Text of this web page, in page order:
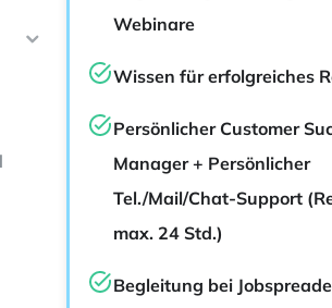
Webinare
Wissen für erfolgreiches
Persönlicher Customer
Manager + Persönlicher
Tel./Mail/Chat-Support
max. 24 Std.)
Begleitung bei